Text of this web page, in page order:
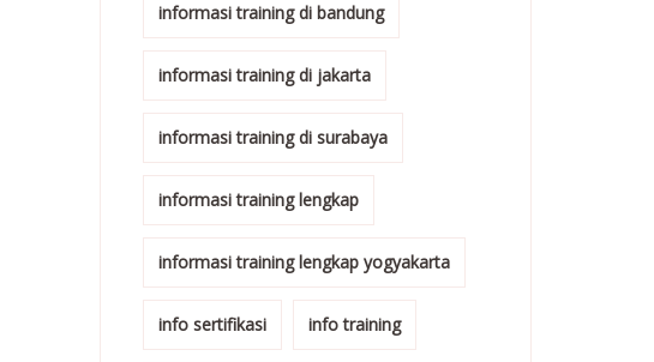
informasi training di bandung
informasi training di jakarta
informasi training di surabaya
informasi training lengkap
informasi training lengkap yogyakarta
info sertifikasi info training